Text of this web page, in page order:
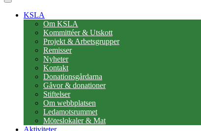
KSLA
Om KSLA
Kommittéer & Utskott
Projekt & Arbetsgrupper
Remisser
Nyheter
Kontakt
Donationsgårdarna
Gåvor & donationer
Stiftelser
Om webbplatsen
Ledamotsrummet
Möteslokaler & Mat
Aktiviteter